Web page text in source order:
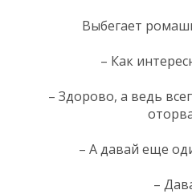
Выбегает
– Как
– Здорово, а ведь
– А давай еще
–